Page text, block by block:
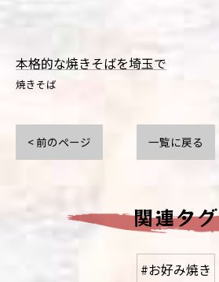
本格的な焼きそばを埼玉で
焼きそば
< 前のページ 一覧に戻る
関連タグ
#お好み焼き